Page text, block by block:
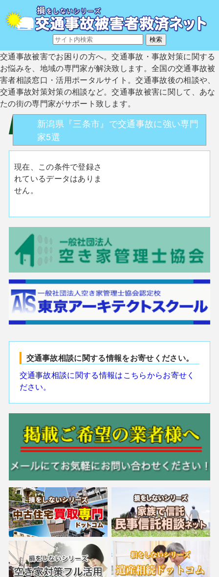
交通事故被害でお困りの方へ。交通事故・事故対策に関する
お悩みを、地域の専門家が解決致します。全国の交通事故被
害者相談窓口・活用ポータルサイト。交通事故後の相談や、
交通事故対策対策の相談など。交通事故被害に関して、あな
たの街の専門家がサポート致します。
新潟県『三条市』で交通事故に強い専門
家5選
現在、この条件で登録さ
れているデータはありま
せん。
交通事故相談に関する情報をお寄せください。
交通事故相談に関する情報はこちらからお寄せく
ださい。